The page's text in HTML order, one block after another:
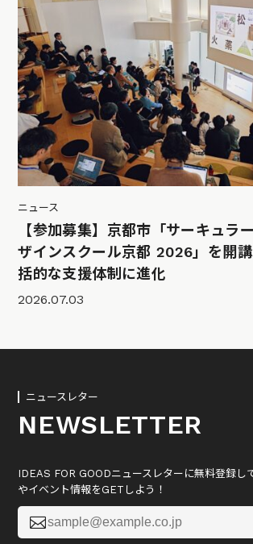
ニュース
【参加募集】京都市「サーキュラ
ザインスクール京都 2026」を開
括的な支援体制に進化
2026.07.03
ニュースレター
NEWSLETTER
IDEAS FOR GOODニュースレターに無料登録し
やイベント情報をGETしよう！
